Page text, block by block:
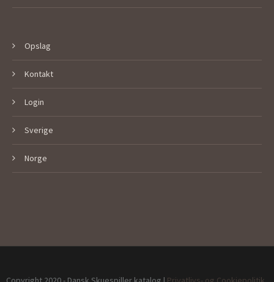
Opslag
Kontakt
Login
Sverige
Norge